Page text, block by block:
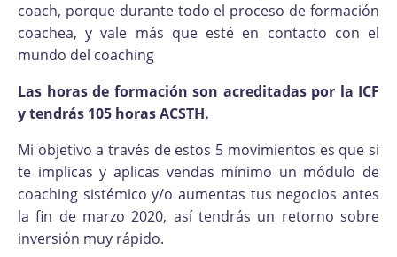
coach, porque durante todo el proceso de formación
coachea, y vale más que esté en contacto con el
mundo del coaching
Las horas de formación son acreditadas por la ICF
y tendrás 105 horas ACSTH.
Mi objetivo a través de estos 5 movimientos es que si
te implicas y aplicas vendas mínimo un módulo de
coaching sistémico y/o aumentas tus negocios antes
la fin de marzo 2020, así tendrás un retorno sobre
inversión muy rápido.